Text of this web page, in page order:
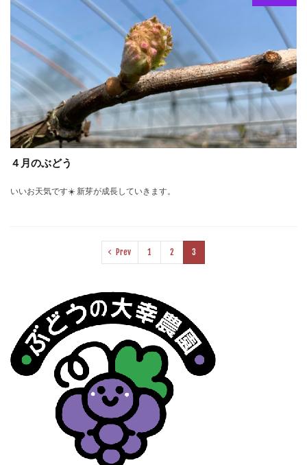
４月のぶどう
いいお天気です☀️ 新芽が成長していきます。
Prev 1 2 3